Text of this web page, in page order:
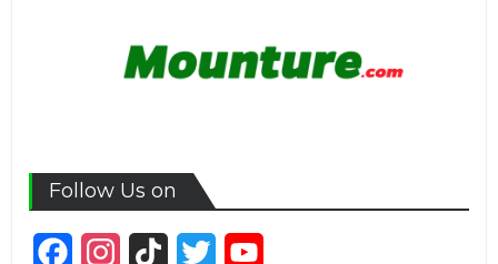
Follow Us on
FacebookInstagram
TikTok Twitter